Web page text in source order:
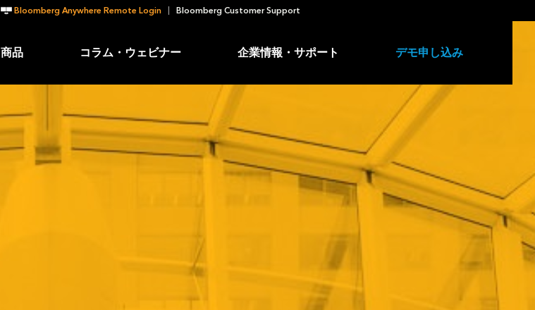
Bloomberg Anywhere Remote Login Bloomberg Customer Support
商品 コラム・ウェビナー 企業情報・サポート デモ申し込み